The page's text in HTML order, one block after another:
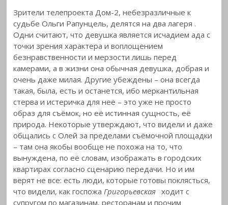
Зрители телепроекта Дом-2, небезразличные к
судьбе Ольги Рапунцель, делятся на два лагеря .
Одни считают, что девушка является исчадием ада с
точки зрения характера и воплощением
безнравственности и мерзости лишь перед
камерами, а в жизни она обычная девушка, добрая и
очень даже милая. Другие убеждены – она всегда
такая, была, есть и останется, ибо меркантильная
стерва и истеричка для неё – это уже не просто
образ для съёмок, но её истинная сущность, её
природа. Некоторые утверждают, что видели и даже
общались с Олей за пределами съёмочной площадки
– там она якобы вообще не похожа на то, что
вынуждена, по её словам, изображать в городских
квартирах согласно сценарию передачи. Но и им
верят не все: есть люди, которые готовы поклясться,
что видели, как госпожа Григорьевская ходит с
супругом по магазинам, ресторанам и прочим